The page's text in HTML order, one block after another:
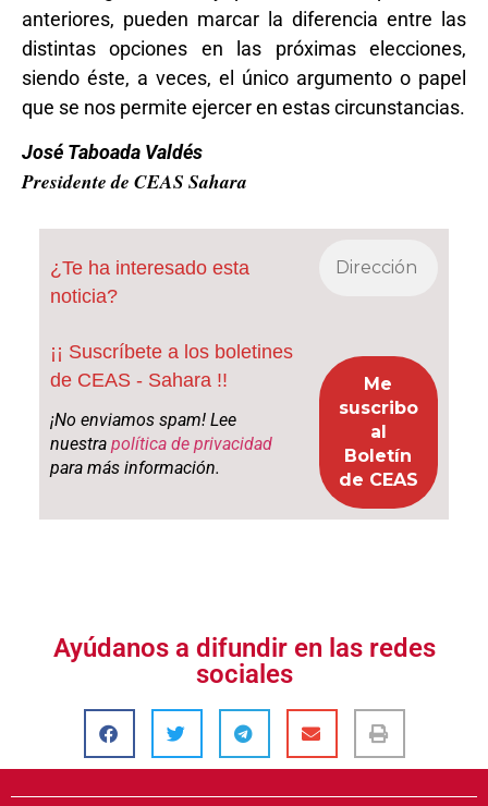
anteriores, pueden marcar la diferencia entre las
distintas opciones en las próximas elecciones,
siendo éste, a veces, el único argumento o papel
que se nos permite ejercer en estas circunstancias.
José Taboada Valdés
Presidente de CEAS Sahara
¿Te ha interesado esta
noticia?
¡¡ Suscríbete a los boletines
de CEAS - Sahara !!
¡No enviamos spam! Lee
nuestra política de privacidad
para más información.
Ayúdanos a difundir en las redes
sociales